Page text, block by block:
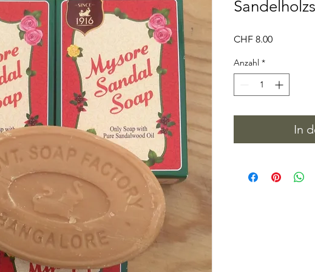
CHF 8.00Preis
Anzahl *
In